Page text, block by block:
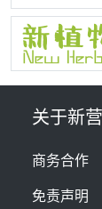
关于新
商务合作
免责声明